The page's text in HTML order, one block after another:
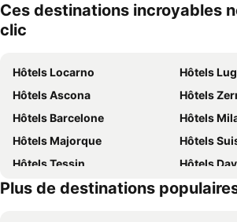
Ces destinations incroyables
clic
Hôtels Locarno
Hôtels
Hôtels Ascona
Hôtels
Hôtels Barcelone
Hôtels
Hôtels Majorque
Hôtels
Hôtels Tessin
Hôtels
Hôtels Lac de Garde
Hôtels
Plus de destinations